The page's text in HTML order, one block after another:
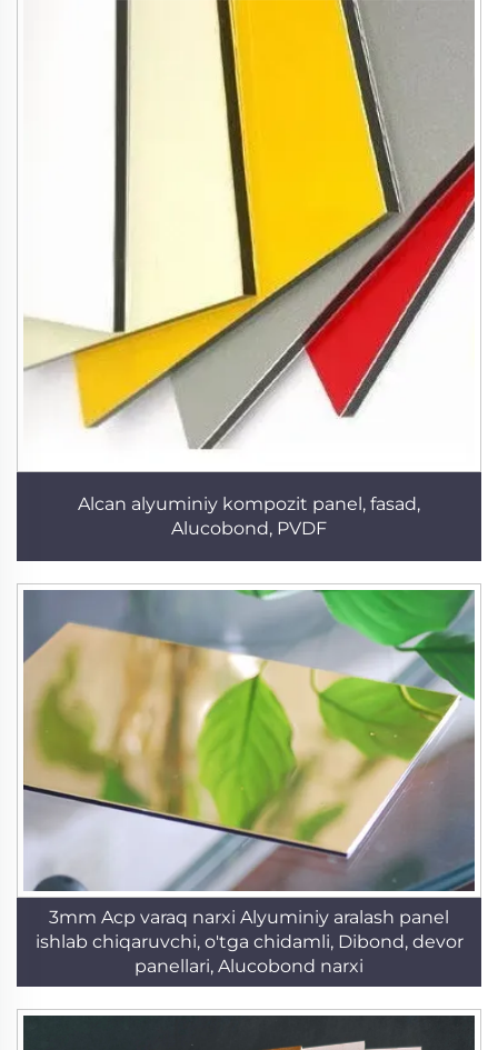
Alcan alyuminiy kompozit panel, fasad,
Alucobond, PVDF
3mm Acp varaq narxi Alyuminiy aralash panel
ishlab chiqaruvchi, o'tga chidamli, Dibond, devor
panellari, Alucobond narxi